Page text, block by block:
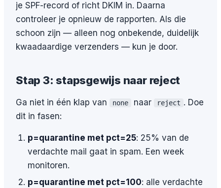
je SPF-record of richt DKIM in. Daarna
controleer je opnieuw de rapporten. Als die
schoon zijn — alleen nog onbekende, duidelijk
kwaadaardige verzenders — kun je door.
Stap 3: stapsgewijs naar reject
Ga niet in één klap van none naar reject . Doe
dit in fasen:
p=quarantine met pct=25: 25% van de
verdachte mail gaat in spam. Een week
monitoren.
p=quarantine met pct=100: alle verdachte